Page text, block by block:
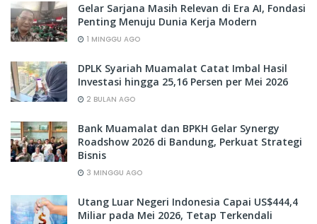
Gelar Sarjana Masih Relevan di Era AI, Fondasi
Penting Menuju Dunia Kerja Modern
1 MINGGU AGO
DPLK Syariah Muamalat Catat Imbal Hasil
Investasi hingga 25,16 Persen per Mei 2026
2 BULAN AGO
Bank Muamalat dan BPKH Gelar Synergy
Roadshow 2026 di Bandung, Perkuat Strategi
Bisnis
3 MINGGU AGO
Utang Luar Negeri Indonesia Capai US$444,4
Miliar pada Mei 2026, Tetap Terkendali